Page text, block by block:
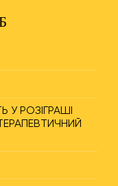
РОЗІГРАШІ